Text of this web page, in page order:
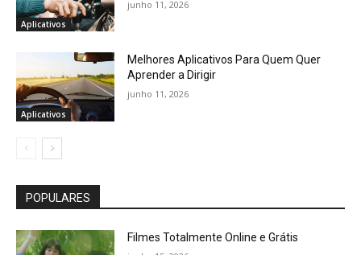
Aplicativos
junho 11, 2026
Aplicativos
Melhores Aplicativos Para Quem Quer
Aprender a Dirigir
junho 11, 2026
POPULARES
Filmes Totalmente Online e Grátis